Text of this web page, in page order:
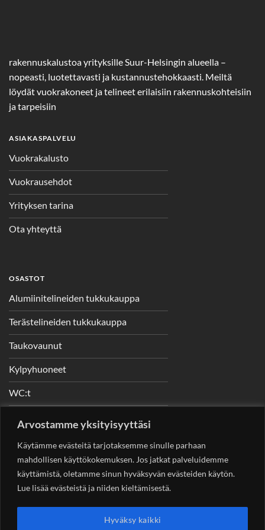
Arvostamme yksityisyyttäsi
Käytämme evästeitä tarjotaksemme sinulle parhaan
mahdollisen käyttökokemuksen. Jos jatkat palveluidemme
käyttämistä, oletamme sinun hyväksyvän evästeiden käytön.
Lue lisää evästeistä ja niiden kieltämisestä.
Hyväksy kaikki
rakennuskalustoa yrityksille Suur-Helsingin alueella –
nopeasti, luotettavasti ja kustannustehokkaasti. Meiltä
löydät vuokrakoneet ja telineet erilaisiin rakennuskohteisiin
ja tarpeisiin
ASIAKASPALVELU
Vuokrakalusto
Vuokrausehdot
Yrityksen tarina
Ota yhteyttä
OSASTOT
Alumiinitelineiden tukkukauppa
Terästelineiden tukkukauppa
Taukovaunut
Kylpyhuoneet
WC:t
YHTEYSTIEDOT
Helsingin Rakennuskonevuokraus OySotungintie 449,
00890 Helsinki 0400 99 53 63